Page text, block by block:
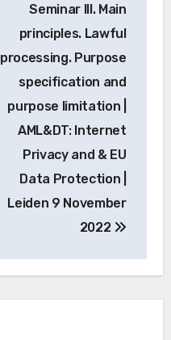
Seminar III. Main
principles. Lawful
processing. Purpose
specification and
purpose limitation |
AML&DT: Internet
Privacy and & EU
Data Protection |
Leiden 9 November
2022